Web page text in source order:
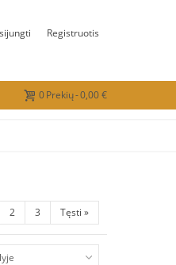
Registruotis
0Prekių-0,00 €
2 3 Tęsti »